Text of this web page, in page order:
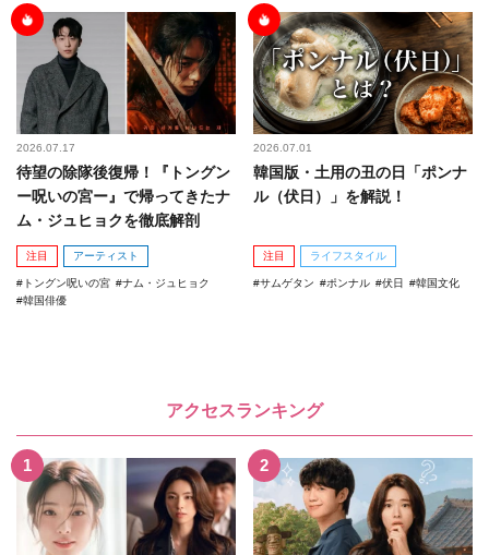
2026.07.17
待望の除隊後復帰！『トングン
ー呪いの宮ー』で帰ってきたナ
ム・ジュヒョクを徹底解剖
注目 アーティスト
トングン呪いの宮
ナム・ジュヒョク
韓国俳優
2026.07.01
韓国版・土用の丑の日「ポンナ
ル（伏日）」を解説！
注目 ライフスタイル
サムゲタン ポンナル 伏日 韓国文化
アクセスランキング